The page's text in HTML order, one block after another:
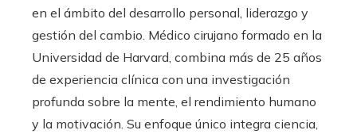
en el ámbito del desarrollo personal, liderazgo y
gestión del cambio. Médico cirujano formado en la
Universidad de Harvard, combina más de 25 años
de experiencia clínica con una investigación
profunda sobre la mente, el rendimiento humano
y la motivación. Su enfoque único integra ciencia,